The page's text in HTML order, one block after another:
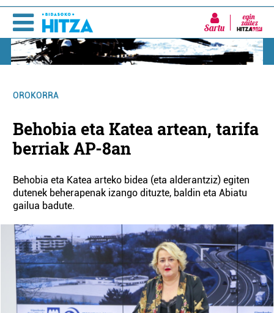
Sartu
OROKORRA
Behobia eta Katea artean, tarifa
berriak AP-8an
Behobia eta Katea arteko bidea (eta alderantziz) egiten
dutenek beherapenak izango dituzte, baldin eta Abiatu
gailua badute.